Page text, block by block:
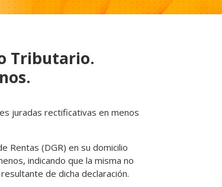
Tributario.
juradas rectificativas en menos
Rentas (DGR) en su domicilio
indicando que la misma no
de dicha declaración.